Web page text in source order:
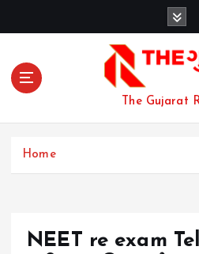
The Gujarat
Home
NEET re exam